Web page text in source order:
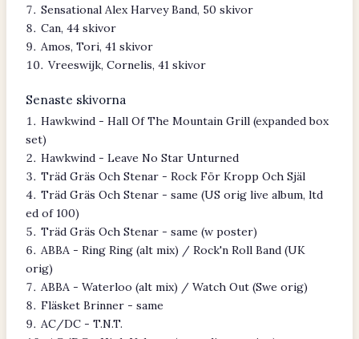
Sensational Alex Harvey Band, 50 skivor
Can, 44 skivor
Amos, Tori, 41 skivor
Vreeswijk, Cornelis, 41 skivor
Senaste skivorna
Hawkwind - Hall Of The Mountain Grill (expanded box
set)
Hawkwind - Leave No Star Unturned
Träd Gräs Och Stenar - Rock För Kropp Och Själ
Träd Gräs Och Stenar - same (US orig live album, ltd
ed of 100)
Träd Gräs Och Stenar - same (w poster)
ABBA - Ring Ring (alt mix) / Rock'n Roll Band (UK
orig)
ABBA - Waterloo (alt mix) / Watch Out (Swe orig)
Fläsket Brinner - same
AC/DC - T.N.T.